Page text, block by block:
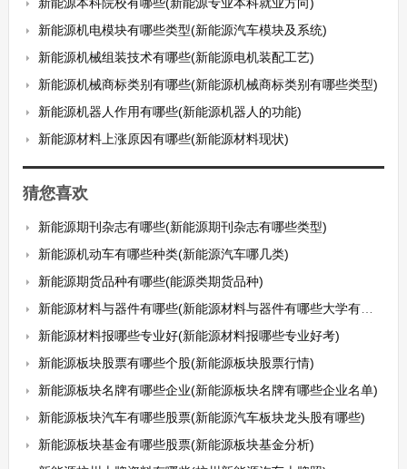
新能源机电模块有哪些类型(新能源汽车模块及系统)
新能源机械组装技术有哪些(新能源电机装配工艺)
新能源机械商标类别有哪些(新能源机械商标类别有哪些类型)
新能源机器人作用有哪些(新能源机器人的功能)
新能源材料上涨原因有哪些(新能源材料现状)
猜您喜欢
新能源期刊杂志有哪些(新能源期刊杂志有哪些类型)
新能源机动车有哪些种类(新能源汽车哪几类)
新能源期货品种有哪些(能源类期货品种)
新能源材料与器件有哪些(新能源材料与器件有哪些大学有这个专业)
新能源材料报哪些专业好(新能源材料报哪些专业好考)
新能源板块股票有哪些个股(新能源板块股票行情)
新能源板块名牌有哪些企业(新能源板块名牌有哪些企业名单)
新能源板块汽车有哪些股票(新能源汽车板块龙头股有哪些)
新能源板块基金有哪些股票(新能源板块基金分析)